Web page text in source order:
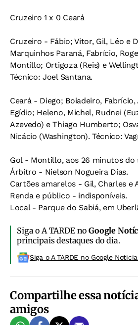
Cruzeiro 1 x 0 Ceará
Cruzeiro - Fábio; Vitor, Gil, Léo e
Marquinhos Paraná, Fabrício,
Montillo; Ortigoza (Reis) e
Técnico: Joel Santana.
Ceará - Diego; Boiadeiro,
Egídio; Heleno, Michel, Rudnei
Azevedo) e Thiago Humberto;
Nicácio (Washington). Técnico:
Gol - Montillo, aos 26 minutos do
Árbitro - Nielson Nogueira Dias.
Cartões amarelos - Gil, Charles e
Renda e público - indisponíveis.
Local - Parque do Sabiá, em
Siga o A TARDE noGoogle
principais destaques do dia.
Siga o A TARDE no Google
Compartilhe essa
amigos